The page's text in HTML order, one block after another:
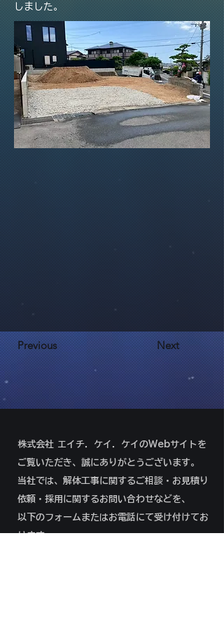
しました。
Previous Next
株式会社 エイチ．ケイ．ケイのWebサイトを
ご覧いただき、誠にありがとうございます。
当社では、解体工事に関するご相談・お見積り
依頼・採用に関するお問い合わせなどを、
以下のフォームまたはお電話にて受け付けてお
ります。